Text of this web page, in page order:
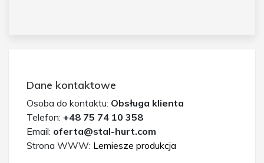
Dane kontaktowe
Osoba do kontaktu: Obsługa klienta
Telefon: +48 75 74 10 358
Email: oferta@stal-hurt.com
Strona WWW: Lemiesze produkcja